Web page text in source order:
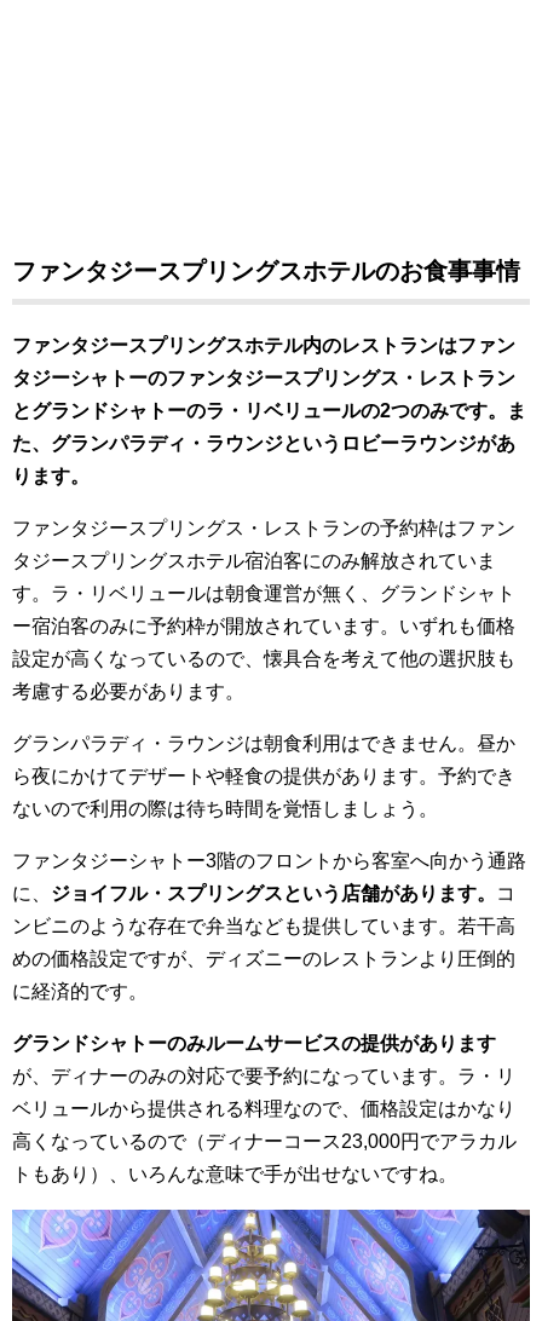
ファンタジースプリングスホテルのお食事事情
ファンタジースプリングスホテル内のレストランはファン
タジーシャトーのファンタジースプリングス・レストラン
とグランドシャトーのラ・リベリュールの2つのみです。ま
た、グランパラディ・ラウンジというロビーラウンジがあ
ります。
ファンタジースプリングス・レストランの予約枠はファン
タジースプリングスホテル宿泊客にのみ解放されていま
す。ラ・リベリュールは朝食運営が無く、グランドシャト
ー宿泊客のみに予約枠が開放されています。 いずれも価格
設定が高くなっているので、懐具合を考えて他の選択肢も
考慮する必要があります。
グランパラディ・ラウンジは朝食利用はできません。昼か
ら夜にかけてデザートや軽食の提供があります。予約でき
ないので利用の際は待ち時間を覚悟しましょう。
ファンタジーシャトー3階のフロントから客室へ向かう通路
に、 ジョイフル・スプリングスという店舗があります。
コ
ンビニのような存在で弁当なども提供しています。若干高
めの価格設定ですが、ディズニーのレストランより圧倒的
に経済的です。
グランドシャトーのみルームサービスの提供があります
が、ディナーのみの対応で要予約になっています。ラ・リ
ベリュールから提供される料理なので、価格設定はかなり
高くなっているので（ディナーコース23,000円でアラカル
トもあり）、いろんな意味で手が出せないですね。